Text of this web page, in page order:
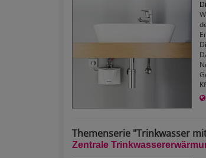
Themenserie "Trinkwasser
Zentrale